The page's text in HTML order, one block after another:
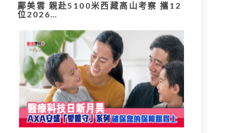
鄺美雲 親赴5100米西藏高山考察 攜12
位2026…